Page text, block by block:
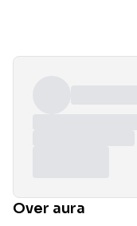
Over aura